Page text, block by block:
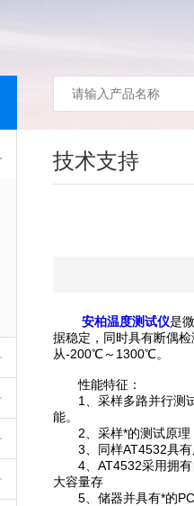
技术支持
安柏温度测试仪是
据稳定，同时具有断偶
从-200℃～1300℃。
性能特征：
1、采样多路并行测试
能。
2、采样*的测试原理
3、同样AT4532具有
4、AT4532采用拥有
大容量存
5、储器并具有*的PC